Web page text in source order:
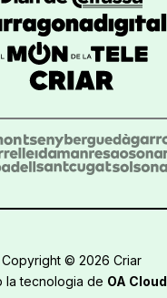
Copyright © 2026 Criar
la tecnologia de OA Cloud